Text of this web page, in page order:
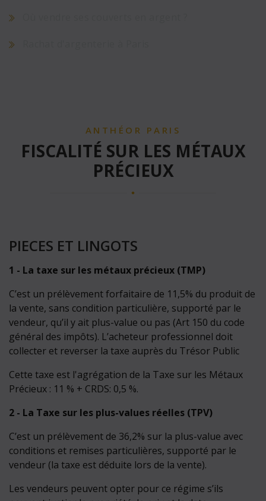
ANTHÉOR PARIS
FISCALITÉ SUR LES MÉTAUX
PRÉCIEUX
PIECES ET LINGOTS
1 - La taxe sur les métaux précieux (TMP)
C’est un prélèvement forfaitaire de 11,5% du produit de
la vente, sans condition particulière, supporté par le
vendeur, qu’il y ait plus-value ou pas (Art 150 du code
général des impôts). L’acheteur professionnel doit
collecter et reverser la taxe auprès du Trésor Public
Cette taxe est l'agrégation de la Taxe sur les Métaux
Précieux : 11 % + CRDS: 0,5 %.
2 - La Taxe sur les plus-values réelles (TPV)
C’est un prélèvement de 36,2% sur la plus-value avec
conditions et remises particulières, supporté par le
vendeur (la taxe est déduite lors de la vente).
Les vendeurs peuvent opter pour ce régime s’ils